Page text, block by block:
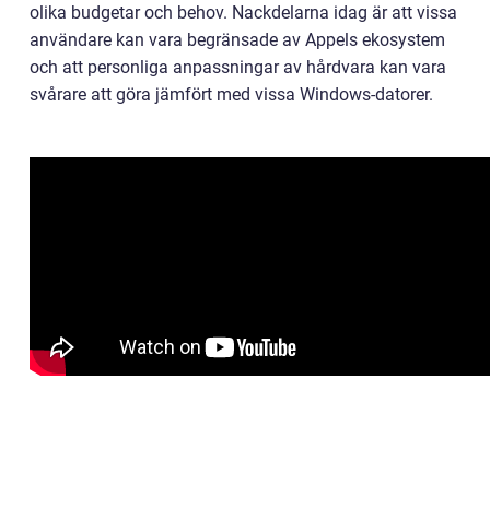
olika budgetar och behov. Nackdelarna idag är att vissa
användare kan vara begränsade av Appels ekosystem
och att personliga anpassningar av hårdvara kan vara
svårare att göra jämfört med vissa Windows-datorer.